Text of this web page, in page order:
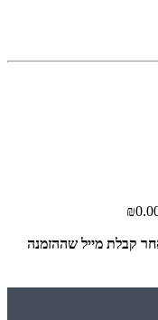
3 הרצליה - לאחר קבלת מייל שההזמנה